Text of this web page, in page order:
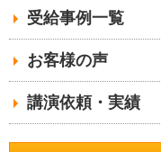
受給事例一覧
お客様の声
講演依頼・実績